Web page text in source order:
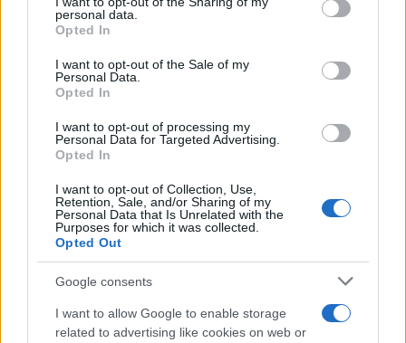
grant or deny consent to Google and its third-party tags to
use your data for below specified purposes in below Google
consent section.
personal data.
Opted In
I want to opt-out of the Sale of my
Personal Data.
Opted In
I want to opt-out of processing my
Personal Data for Targeted Advertising.
Opted In
I want to opt-out of Collection, Use,
Retention, Sale, and/or Sharing of my
Personal Data that Is Unrelated with the
Purposes for which it was collected.
Opted Out
Google consents
I want to allow Google to enable storage
related to advertising like cookies on web or
της Ζωής μας
Οι άνθρωποι, οι αυθεντικές ιστορίες,
το ελληνικό καλοκαίρι και ένας
πολιτισμός που μας ενώνει κάθε μέρα.